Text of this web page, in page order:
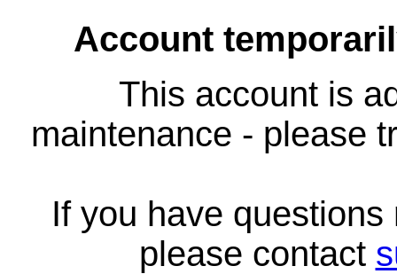
Account
This account is
maintenance - please
If you have
please contact